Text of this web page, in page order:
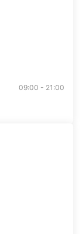
09:00 - 21:00